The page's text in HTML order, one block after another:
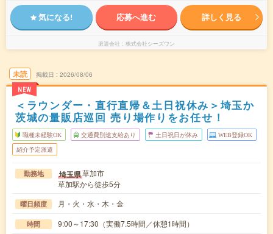
気になる! 応募へ進む 詳しく見る
派遣会社 株式会社シーズワン
未読
NEW
掲載日 2026/08/06
＜ラウンダー・直行直帰＆土日祝休み＞埼玉か
茨城の量販店巡回 売り場作りをお任せ！
職種未経験OK 交通費別途支給あり 土日祝日が休み WEB登録OK
紹介予定派遣
勤務地 埼玉県草加市
草加駅から徒歩5分
曜日頻度 月・火・水・木・金
時間 9:00～17:30（実働7.5時間／休憩1時間）